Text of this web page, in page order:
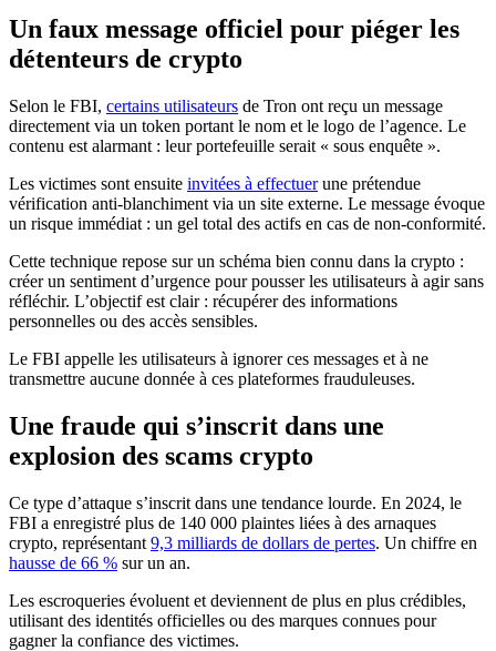
Un faux message officiel pour piéger les
détenteurs de crypto
Selon le FBI, certains utilisateurs de Tron ont reçu un message
directement via un token portant le nom et le logo de l’agence. Le
contenu est alarmant : leur portefeuille serait « sous enquête ».
Les victimes sont ensuite invitées à effectuerune prétendue
vérification anti-blanchiment via un site externe. Le message évoque
un risque immédiat : un gel total des actifs en cas de non-conformité.
Cette technique repose sur un schéma bien connu dans la crypto :
créer un sentiment d’urgence pour pousser les utilisateurs à agir sans
réfléchir. L’objectif est clair : récupérer des informations
personnelles ou des accès sensibles.
Le FBI appelle les utilisateurs à ignorer ces messages et à ne
transmettre aucune donnée à ces plateformes frauduleuses.
Une fraude qui s’inscrit dans une
explosion des scams crypto
Ce type d’attaque s’inscrit dans une tendance lourde. En 2024, le
FBI a enregistré plus de 140 000 plaintes liées à des arnaques
crypto, représentant 9,3 milliards de dollars de pertes. Un chiffre en
hausse de 66 % sur un an.
Les escroqueries évoluent et deviennent de plus en plus crédibles,
utilisant des identités officielles ou des marques connues pour
gagner la confiance des victimes.